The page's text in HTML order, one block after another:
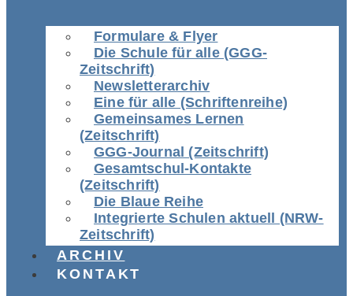
Formulare & Flyer
Die Schule für alle (GGG-
Zeitschrift)
Newsletterarchiv
Eine für alle (Schriftenreihe)
Gemeinsames Lernen
(Zeitschrift)
GGG-Journal (Zeitschrift)
Gesamtschul-Kontakte
(Zeitschrift)
Die Blaue Reihe
Integrierte Schulen aktuell (NRW-
Zeitschrift)
ARCHIV
KONTAKT